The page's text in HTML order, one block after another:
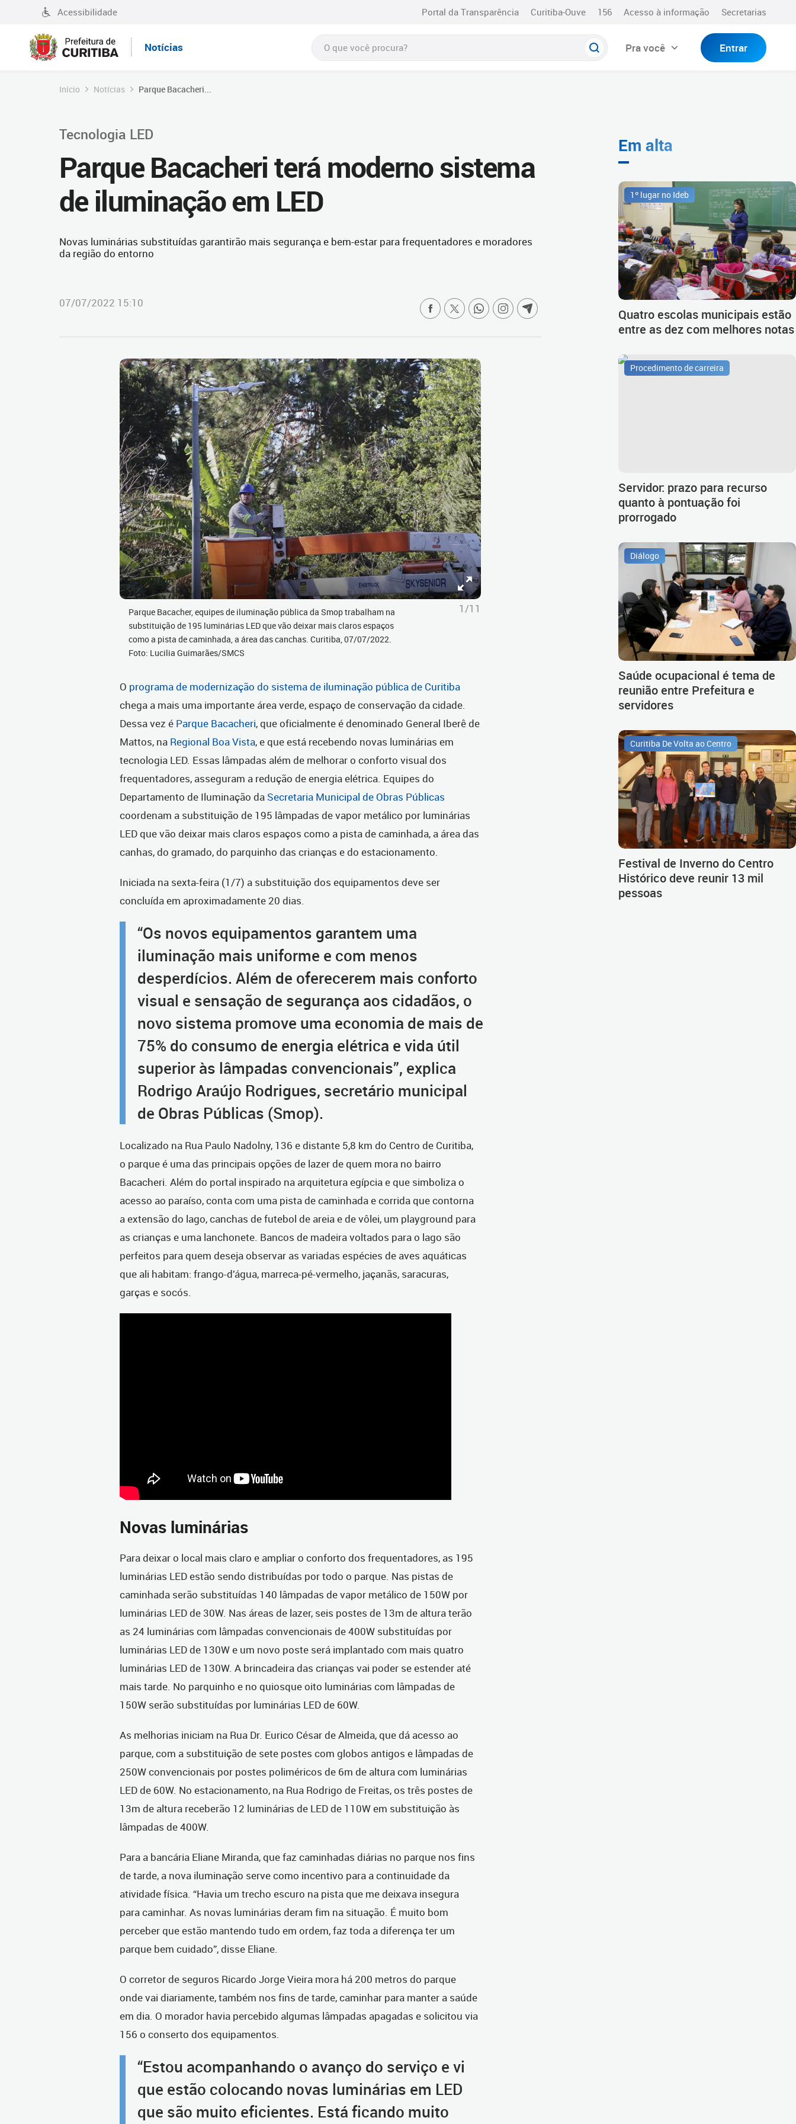
Acessibilidade Portal da Transparência Curitiba-Ouve 156 Acesso à informação Secretarias
Notícias Pra você Entrar
Início Notícias Parque Bacacheri...
Tecnologia LED
Parque Bacacheri terá moderno sistema
de iluminação em LED
Novas luminárias substituídas garantirão mais segurança e bem-estar para frequentadores e moradores
da região do entorno
07/07/2022 15:10
Parque Bacacher, equipes de iluminação pública da Smop trabalham na
substituição de 195 luminárias LED que vão deixar mais claros espaços
como a pista de caminhada, a área das canchas. Curitiba, 07/07/2022.
Foto: Lucilia Guimarães/SMCS
1/11
O programa de modernização do sistema de iluminação pública de Curitiba
chega a mais uma importante área verde, espaço de conservação da cidade.
Dessa vez é Parque Bacacheri, que oficialmente é denominado General Iberê de
Mattos, na Regional Boa Vista, e que está recebendo novas luminárias em
tecnologia LED. Essas lâmpadas além de melhorar o conforto visual dos
frequentadores, asseguram a redução de energia elétrica. Equipes do
Departamento de Iluminação da Secretaria Municipal de Obras Públicas
coordenam a substituição de 195 lâmpadas de vapor metálico por luminárias
LED que vão deixar mais claros espaços como a pista de caminhada, a área das
canhas, do gramado, do parquinho das crianças e do estacionamento.
Iniciada na sexta-feira (1/7) a substituição dos equipamentos deve ser
concluída em aproximadamente 20 dias.
“Os novos equipamentos garantem uma
iluminação mais uniforme e com menos
desperdícios. Além de oferecerem mais conforto
visual e sensação de segurança aos cidadãos, o
novo sistema promove uma economia de mais de
75% do consumo de energia elétrica e vida útil
superior às lâmpadas convencionais”, explica
Rodrigo Araújo Rodrigues, secretário municipal
de Obras Públicas (Smop).
Localizado na Rua Paulo Nadolny, 136 e distante 5,8 km do Centro de Curitiba,
o parque é uma das principais opções de lazer de quem mora no bairro
Bacacheri. Além do portal inspirado na arquitetura egípcia e que simboliza o
acesso ao paraíso, conta com uma pista de caminhada e corrida que contorna
a extensão do lago, canchas de futebol de areia e de vôlei, um playground para
as crianças e uma lanchonete. Bancos de madeira voltados para o lago são
perfeitos para quem deseja observar as variadas espécies de aves aquáticas
que ali habitam: frango-d’água, marreca-pé-vermelho, jaçanãs, saracuras,
garças e socós.
Novas luminárias
Para deixar o local mais claro e ampliar o conforto dos frequentadores, as 195
luminárias LED estão sendo distribuídas por todo o parque. Nas pistas de
caminhada serão substituídas 140 lâmpadas de vapor metálico de 150W por
luminárias LED de 30W. Nas áreas de lazer, seis postes de 13m de altura terão
as 24 luminárias com lâmpadas convencionais de 400W substituídas por
luminárias LED de 130W e um novo poste será implantado com mais quatro
luminárias LED de 130W. A brincadeira das crianças vai poder se estender até
mais tarde. No parquinho e no quiosque oito luminárias com lâmpadas de
150W serão substituídas por luminárias LED de 60W.
As melhorias iniciam na Rua Dr. Eurico César de Almeida, que dá acesso ao
parque, com a substituição de sete postes com globos antigos e lâmpadas de
250W convencionais por postes poliméricos de 6m de altura com luminárias
LED de 60W. No estacionamento, na Rua Rodrigo de Freitas, os três postes de
13m de altura receberão 12 luminárias de LED de 110W em substituição às
lâmpadas de 400W.
Para a bancária Eliane Miranda, que faz caminhadas diárias no parque nos fins
de tarde, a nova iluminação serve como incentivo para a continuidade da
atividade física. “Havia um trecho escuro na pista que me deixava insegura
para caminhar. As novas luminárias deram fim na situação. É muito bom
perceber que estão mantendo tudo em ordem, faz toda a diferença ter um
parque bem cuidado”, disse Eliane.
O corretor de seguros Ricardo Jorge Vieira mora há 200 metros do parque
onde vai diariamente, também nos fins de tarde, caminhar para manter a saúde
em dia. O morador havia percebido algumas lâmpadas apagadas e solicitou via
156 o conserto dos equipamentos.
“Estou acompanhando o avanço do serviço e vi
que estão colocando novas luminárias em LED
que são muito eficientes. Está ficando muito
Em alta
1º lugar no Ideb
Quatro escolas municipais estão
entre as dez com melhores notas
Procedimento de carreira
Servidor: prazo para recurso
quanto à pontuação foi
prorrogado
Diálogo
Saúde ocupacional é tema de
reunião entre Prefeitura e
servidores
Curitiba De Volta ao Centro
Festival de Inverno do Centro
Histórico deve reunir 13 mil
pessoas